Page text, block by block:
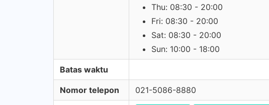
Thu: 08:30 - 20:00
Fri: 08:30 - 20:00
Sat: 08:30 - 20:00
Sun: 10:00 - 18:00
Batas waktu
Nomor telepon 021-5086-8880